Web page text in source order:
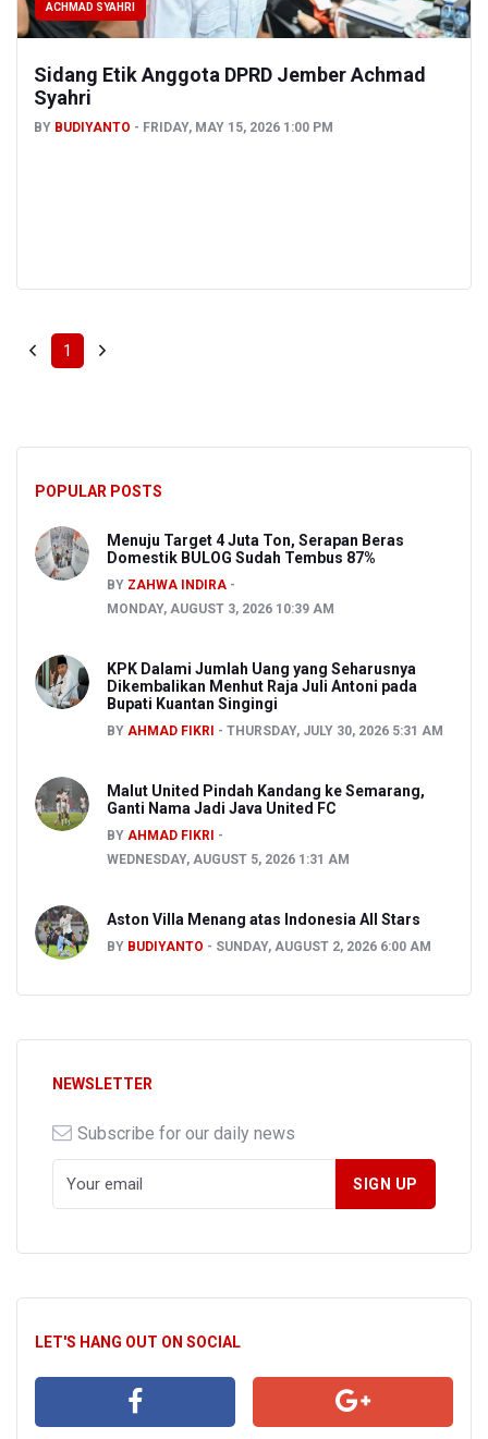
ACHMAD SYAHRI
Sidang Etik Anggota DPRD Jember Achmad
Syahri
BY BUDIYANTO FRIDAY, MAY 15, 2026 1:00 PM
1
POPULAR POSTS
Menuju Target 4 Juta Ton, Serapan Beras
Domestik BULOG Sudah Tembus 87%
BY ZAHWA INDIRA
MONDAY, AUGUST 3, 2026 10:39 AM
KPK Dalami Jumlah Uang yang Seharusnya
Dikembalikan Menhut Raja Juli Antoni pada
Bupati Kuantan Singingi
BY AHMAD FIKRI THURSDAY, JULY 30, 2026 5:31 AM
Malut United Pindah Kandang ke Semarang,
Ganti Nama Jadi Java United FC
BY AHMAD FIKRI
WEDNESDAY, AUGUST 5, 2026 1:31 AM
Aston Villa Menang atas Indonesia All Stars
BY BUDIYANTO SUNDAY, AUGUST 2, 2026 6:00 AM
NEWSLETTER
Subscribe for our daily news
LET'S HANG OUT ON SOCIAL